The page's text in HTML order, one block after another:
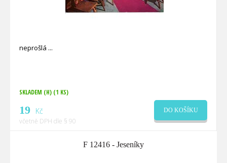
neprošlá
SKLADEM (H) (1 KS)
19 Kč
včetně DPH dle § 90
DO KOŠÍKU
F 12416 - Jeseníky